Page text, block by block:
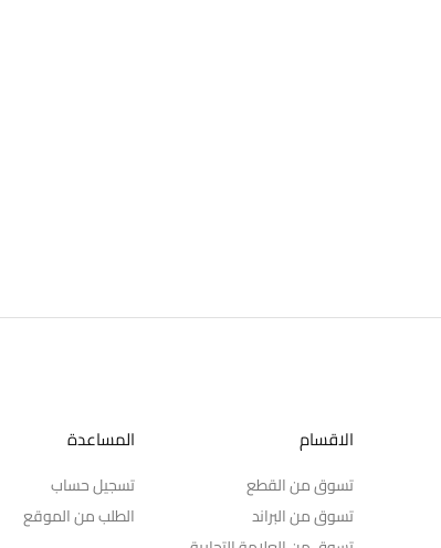
الاقسام
تسوق من القطع
تسوق من البراند
المساعدة
تسجيل حساب
الطلب من الموقع